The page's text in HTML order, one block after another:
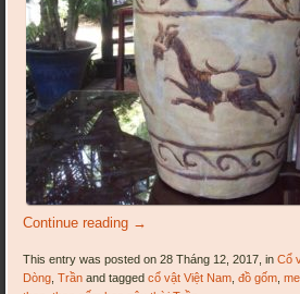
Continue reading →
This entry was posted on 28 Tháng 12, 2017, inCổ
Dòng ,Trần and taggedcổ vật Việt Nam ,đồ gốm ,